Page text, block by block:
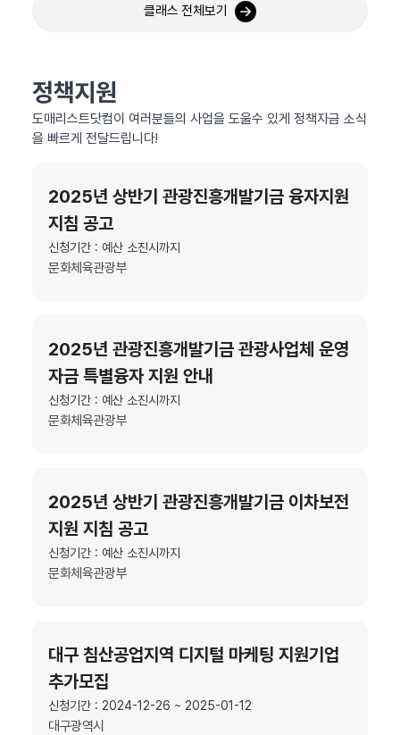
클래스 전체보기
정책지원
도매리스트닷컴이 여러분들의 사업을 도울수 있게 정책자금 소식
을 빠르게 전달드립니다!
2025년 상반기 관광진흥개발기금 융자지원
지침 공고
신청기간 : 예산 소진시까지
문화체육관광부
2025년 관광진흥개발기금 관광사업체 운영
자금 특별융자 지원 안내
신청기간 : 예산 소진시까지
문화체육관광부
2025년 상반기 관광진흥개발기금 이차보전
지원 지침 공고
신청기간 : 예산 소진시까지
문화체육관광부
대구 침산공업지역 디지털 마케팅 지원기업
추가모집
신청기간 : 2024-12-26 ~ 2025-01-12
대구광역시